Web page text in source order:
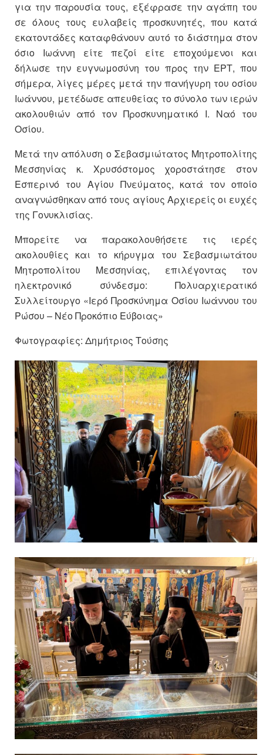
για την παρουσία τους, εξέφρασε την αγάπη του
σε όλους τους ευλαβείς προσκυνητές, που κατά
εκατοντάδες καταφθάνουν αυτό το διάστημα στον
όσιο Ιωάννη είτε πεζοί είτε εποχούμενοι και
δήλωσε την ευγνωμοσύνη του προς την ΕΡΤ, που
σήμερα, λίγες μέρες μετά την πανήγυρη του οσίου
Ιωάννου, μετέδωσε απευθείας το σύνολο των ιερών
ακολουθιών από τον Προσκυνηματικό Ι. Ναό του
Οσίου.
Μετά την απόλυση ο Σεβασμιώτατος Μητροπολίτης
Μεσσηνίας κ. Χρυσόστομος χοροστάτησε στον
Εσπερινό του Αγίου Πνεύματος, κατά τον οποίο
αναγνώσθηκαν από τους αγίους Αρχιερείς οι ευχές
της Γονυκλισίας.
Μπορείτε να παρακολουθήσετε τις ιερές
ακολουθίες και το κήρυγμα του Σεβασμιωτάτου
Μητροπολίτου Μεσσηνίας, επιλέγοντας τον
ηλεκτρονικό σύνδεσμο: Πολυαρχιερατικό
Συλλείτουργο «Ιερό Προσκύνημα Οσίου Ιωάννου του
Ρώσου – Νέο Προκόπιο Εύβοιας»
Φωτογραφίες: Δημήτριος Τούσης